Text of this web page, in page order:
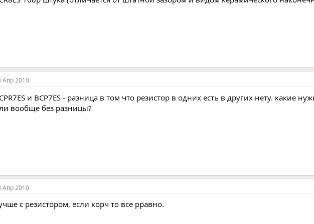
Апр 2010
и BCP7ES - разница в том что резистор в одних есть в других нету. какие
вообще без разницы?
Апр 2010
с резистором, если корч то все рравно.